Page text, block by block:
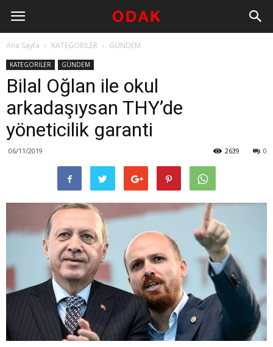
Ana Sayfa KATEGORİLER GÜNDEM
KATEGORİLER GÜNDEM
Bilal Oğlan ile okul
arkadaşıysan THY’de
yöneticilik garanti
06/11/2019 0
2639